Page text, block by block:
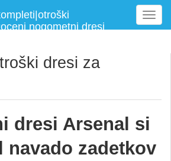
nogometni dresi
T
o
v
i
g
dresi za
dresi Arsenal si
navado zadetkov